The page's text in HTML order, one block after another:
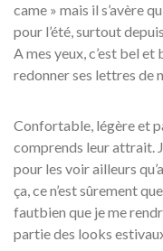
came » mais il s’avère
pour l’été, surtout
A mes yeux, c’est bel
redonner ses lettres de
Confortable, légère et
comprends leur attrait.
pour les voir ailleurs
ça, ce n’est sûrement
fautbien que je me
partie des looks